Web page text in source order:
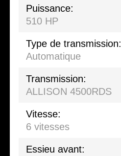
Puissance:
510 HP
Type de transmission:
Automatique
Transmission:
ALLISON 4500RDS
Vitesse:
6 vitesses
Essieu avant: